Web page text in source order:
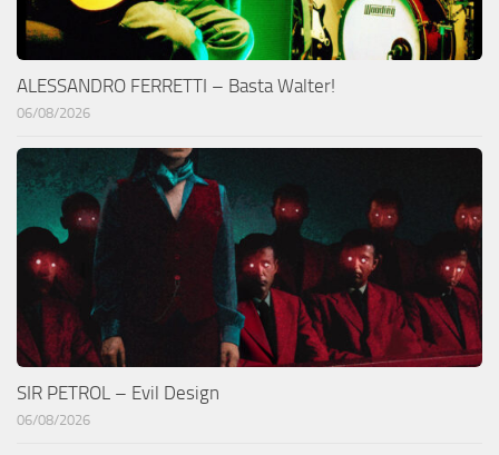
ALESSANDRO FERRETTI – Basta Walter!
06/08/2026
SIR PETROL – Evil Design
06/08/2026